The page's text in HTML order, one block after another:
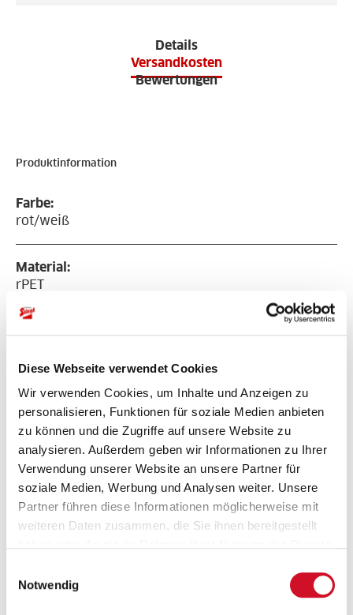
Diese Webseite verwendet Cookies
Wir verwenden Cookies, um Inhalte und Anzeigen zu
personalisieren, Funktionen für soziale Medien anbieten
zu können und die Zugriffe auf unsere Website zu
analysieren. Außerdem geben wir Informationen zu Ihrer
Verwendung unserer Website an unsere Partner für
soziale Medien, Werbung und Analysen weiter. Unsere
Partner führen diese Informationen möglicherweise mit
weiteren Daten zusammen, die Sie ihnen bereitgestellt
Notwendig
Details
Versandkosten
Bewertungen
Produktinformation
Farbe:
rot/weiß
Material:
rPET
Gewicht:
Größe:
Unisex, one size
Versandkosten
6,90 EUR an. Ab einem Gesamtbestellwert von 50
EUR ist die Bestellung in Österreich wie gewohnt